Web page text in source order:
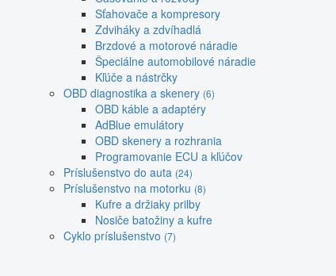
Sťahovače a kompresory
Zdviháky a zdvíhadlá
Brzdové a motorové náradie
Špeciálne automobilové náradie
Kľúče a nástrčky
OBD diagnostika a skenery (6)
OBD káble a adaptéry
AdBlue emulátory
OBD skenery a rozhrania
Programovanie ECU a kľúčov
Príslušenstvo do auta (24)
Príslušenstvo na motorku (8)
Kufre a držiaky prilby
Nosiče batožiny a kufre
Cyklo príslušenstvo (7)